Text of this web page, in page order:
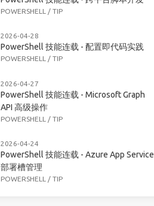
POWERSHELL / TIP
2026-04-28
PowerShell 技能连载 - 配置即代码实践
POWERSHELL / TIP
2026-04-27
PowerShell 技能连载 - Microsoft Graph
API 高级操作
POWERSHELL / TIP
2026-04-24
PowerShell 技能连载 - Azure App Service
部署槽管理
POWERSHELL / TIP